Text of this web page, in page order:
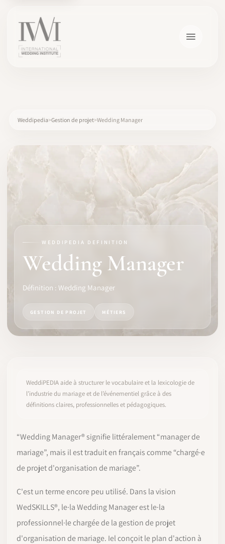
LOGICIEL
IDENTITÉ PRO
COMMENCER
Weddipedia Gestion de projet Wedding Manager
WEDDIPEDIA DEFINITION
Wedding Manager
Définition : Wedding Manager
GESTION DE PROJET MÉTIERS
WeddiPEDIA aide à structurer le vocabulaire et la lexicologie de
l’industrie du mariage et de l’événementiel grâce à des
définitions claires, professionnelles et pédagogiques.
“Wedding Manager® signifie littéralement “manager de
mariage”, mais il est traduit en français comme “chargé·e
de projet d'organisation de mariage”.
C'est un terme encore peu utilisé. Dans la vision
WedSKILLS®, le·la Wedding Manager est le·la
professionnel·le chargée de la gestion de projet
d'organisation de mariage. Iel conçoit le plan d'action à